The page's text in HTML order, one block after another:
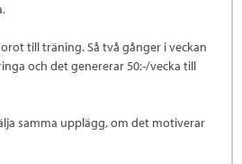
till träning. Så två gånger i veckan
och det genererar 50:-/vecka till
samma upplägg, om det motiverar